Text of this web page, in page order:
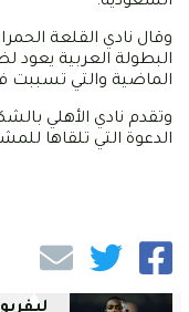
وقال نادي القلعة
البطولة العربية يعود
الماضية والتي تسببت
وتقدم نادي الأهلي
الدعوة التي تلقاها